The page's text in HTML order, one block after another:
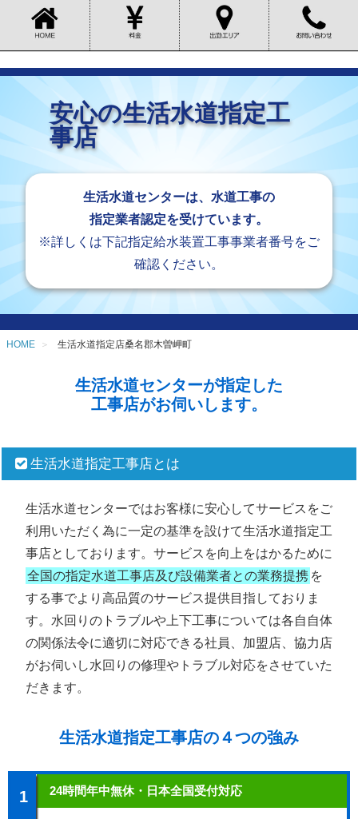
安心の生活水道指定工
事店
生活水道センターは、水道工事の
指定業者認定を受けています。
※詳しくは下記指定給水装置工事事業者番号をご
確認ください。
HOME 生活水道指定店桑名郡木曽岬町
生活水道センターが指定した
工事店がお伺いします。
生活水道指定工事店とは
生活水道センターではお客様に安心してサービスをご
利用いただく為に一定の基準を設けて生活水道指定工
事店としております。サービスを向上をはかるために
全国の指定水道工事店及び設備業者との業務提携 を
する事でより高品質のサービス提供目指しておりま
す。水回りのトラブルや上下工事については各自自体
の関係法令に適切に対応できる社員、加盟店、協力店
がお伺いし水回りの修理やトラブル対応をさせていた
だきます。
生活水道指定工事店の４つの強み
1 24時間年中無休・日本全国受付対応